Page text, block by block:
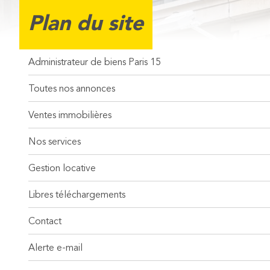
Plan du site
Administrateur de biens Paris 15
Toutes nos annonces
Ventes immobilières
Nos services
Gestion locative
Libres téléchargements
Contact
Alerte e-mail